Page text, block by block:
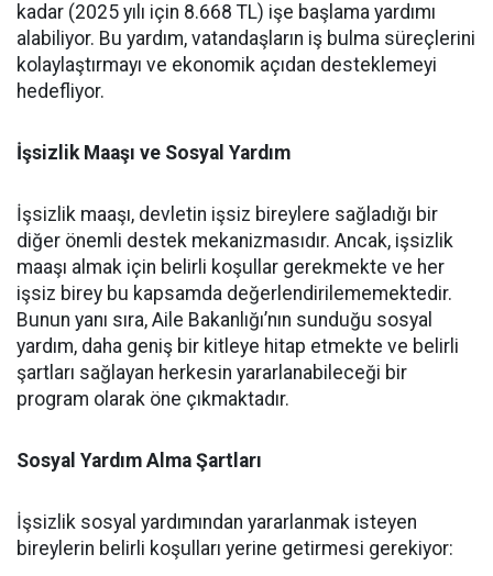
kadar (2025 yılı için 8.668 TL) işe başlama yardımı
alabiliyor. Bu yardım, vatandaşların iş bulma süreçlerini
kolaylaştırmayı ve ekonomik açıdan desteklemeyi
hedefliyor.
İşsizlik Maaşı ve Sosyal Yardım
İşsizlik maaşı, devletin işsiz bireylere sağladığı bir
diğer önemli destek mekanizmasıdır. Ancak, işsizlik
maaşı almak için belirli koşullar gerekmekte ve her
işsiz birey bu kapsamda değerlendirilememektedir.
Bunun yanı sıra, Aile Bakanlığı’nın sunduğu sosyal
yardım, daha geniş bir kitleye hitap etmekte ve belirli
şartları sağlayan herkesin yararlanabileceği bir
program olarak öne çıkmaktadır.
Sosyal Yardım Alma Şartları
İşsizlik sosyal yardımından yararlanmak isteyen
bireylerin belirli koşulları yerine getirmesi gerekiyor: